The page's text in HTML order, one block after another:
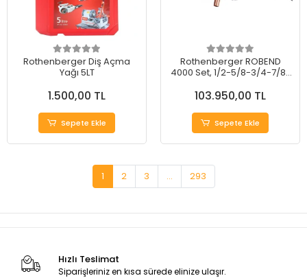
Rothenberger Diş Açma
Yağı 5LT
1.500,00 TL
Sepete Ekle
Rothenberger ROBEND
4000 Set, 1/2-5/8-3/4-7/8-
103.950,00 TL
Sepete Ekle
1 2 3 ... 293
Hızlı Teslimat
Siparişleriniz en kısa sürede elinize ulaşır.